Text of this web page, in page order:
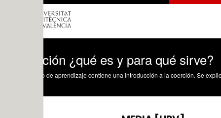
¿qué es y para qué sirve?